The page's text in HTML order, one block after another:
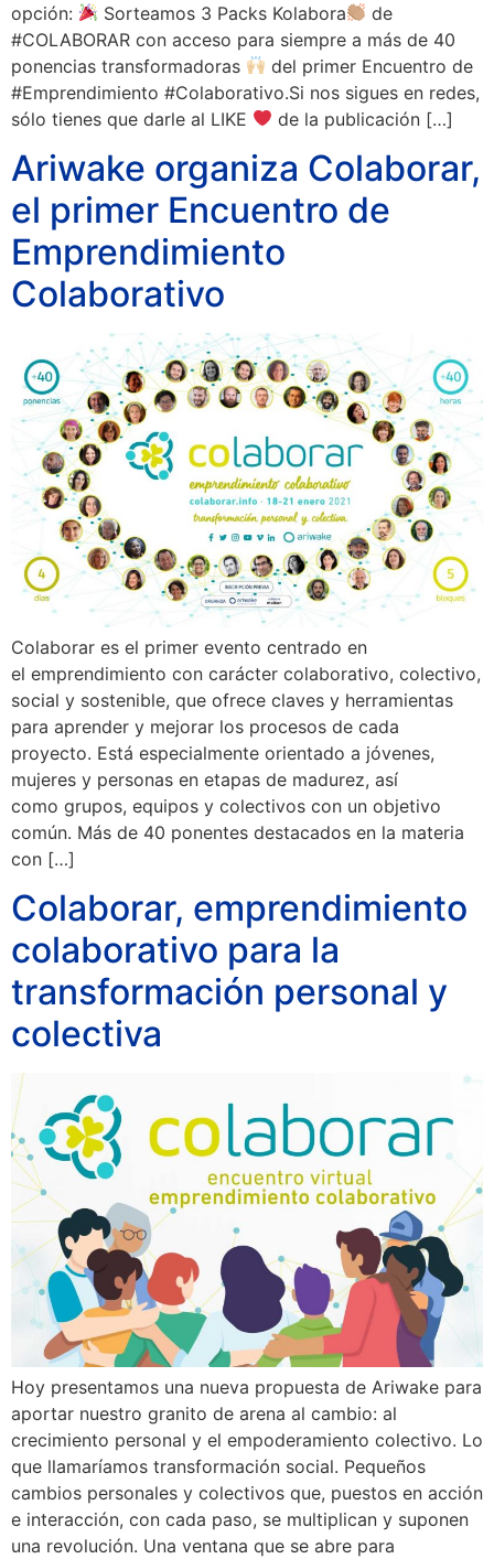
opción:
Sorteamos 3 Packs Kolabora
de
#COLABORAR con acceso para siempre a más de 40
ponencias transformadoras
del primer Encuentro de
#Emprendimiento #Colaborativo.Si nos sigues en redes,
sólo tienes que darle al LIKE
de la publicación […]
Ariwake organiza Colaborar,
el primer Encuentro de
Emprendimiento
Colaborativo
Colaborar es el primer evento centrado en
el emprendimiento con carácter colaborativo, colectivo,
social y sostenible, que ofrece claves y herramientas
para aprender y mejorar los procesos de cada
proyecto. Está especialmente orientado a jóvenes,
mujeres y personas en etapas de madurez, así
como grupos, equipos y colectivos con un objetivo
común. Más de 40 ponentes destacados en la materia
con […]
Colaborar, emprendimiento
colaborativo para la
transformación personal y
colectiva
Hoy presentamos una nueva propuesta de Ariwake para
aportar nuestro granito de arena al cambio: al
crecimiento personal y el empoderamiento colectivo. Lo
que llamaríamos transformación social. Pequeños
cambios personales y colectivos que, puestos en acción
e interacción, con cada paso, se multiplican y suponen
una revolución. Una ventana que se abre para